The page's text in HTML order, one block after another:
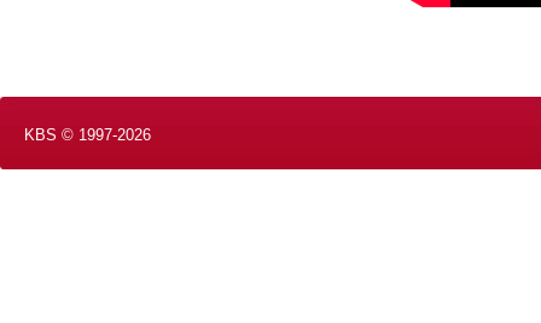
KBS © 1997-2026